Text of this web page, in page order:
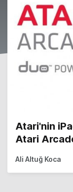
Atari'nin
Atari
Ali Altuğ Koca